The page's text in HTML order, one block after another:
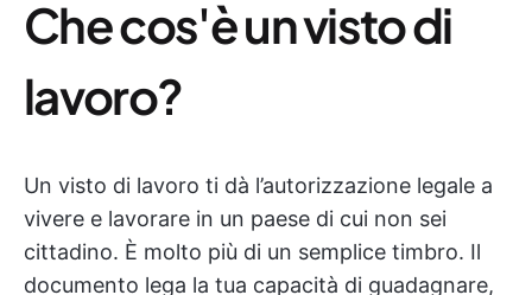
Che cos'è un visto di
lavoro?
Un visto di lavoro ti dà l’autorizzazione legale a
vivere e lavorare in un paese di cui non sei
cittadino. È molto più di un semplice timbro. Il
documento lega la tua capacità di guadagnare,